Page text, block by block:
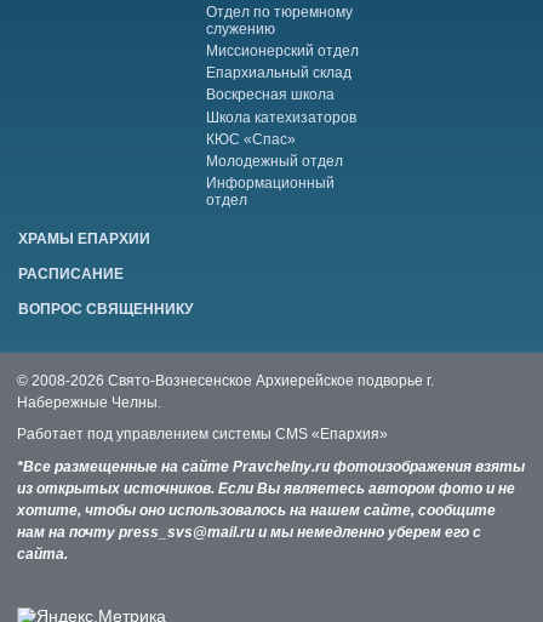
Отдел по тюремному
служению
Миссионерский отдел
Епархиальный склад
Воскресная школа
Школа катехизаторов
КЮС «Спас»
Молодежный отдел
Информационный
отдел
ХРАМЫ ЕПАРХИИ
РАСПИСАНИЕ
ВОПРОС СВЯЩЕННИКУ
© 2008-2026 Свято-Вознесенское Архиерейское подворье г.
Набережные Челны.
Работает под управлением системы CMS «Епархия»
*Все размещенные на сайте Pravchelny.ru фотоизображения взяты
из открытых источников. Если Вы являетесь автором фото и не
хотите, чтобы оно использовалось на нашем сайте, сообщите
нам на почту press_svs@mail.ru и мы немедленно уберем его с
сайта.